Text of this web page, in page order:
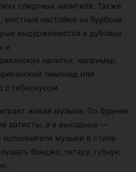
спиртных напитков. Также
местные настойки на бурбоне
выдерживаются в дубовых
и
напитки, например,
лимонад или
с гибискусом.
живая музыка. По будням
артисты, а в выходные —
музыки в стиле
банджо, гитару, губную